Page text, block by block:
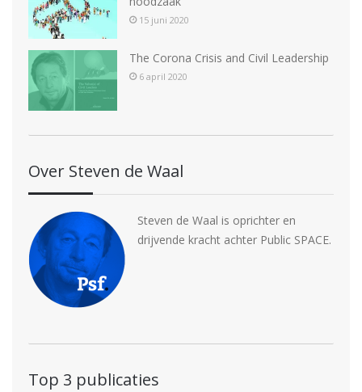
15 juni 2020
The Corona Crisis and Civil Leadership
6 april 2020
Over Steven de Waal
Steven de Waal is oprichter en
drijvende kracht achter Public SPACE.
Top 3 publicaties